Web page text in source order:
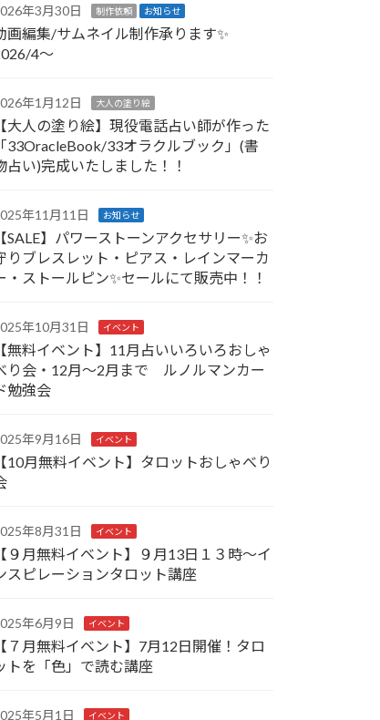
年3月30日 制作依頼 お知らせ
画編集/サムネイル制作承ります✨
4～
年1月12日 大人の塗り絵
【大人の塗り絵】現役電話占い師が作った
「33OracleBook/33オラクルブック」(書
占い)完成いたしました！！
年11月11日 お知らせ
【SALE】パワーストーンアクセサリー✨お
りブレスレット・ピアス・レインマーカ
・ストールピン✨セールにて販売中！！
年10月31日 イベント
【無料イベント】11月占いいろいろおしゃ
り会・12月～2月まで ルノルマンカー
勉強会
年9月16日 イベント
【10月無料イベント】タロットおしゃべり
年8月31日 イベント
【９月無料イベント】９月13日１３時～イ
スピレーションタロット講座
年6月9日 イベント
【７月無料イベント】7月12日開催！タロ
トを「色」で読む講座
年5月1日 イベント